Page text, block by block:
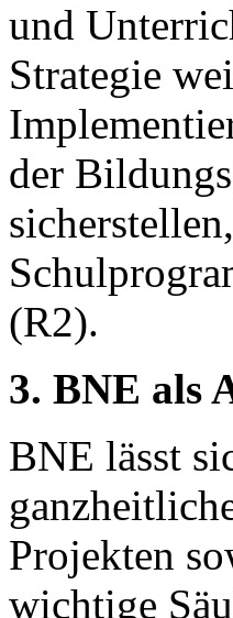
und
Strategie
der
(R2).
3. BNE als
BNE lässt
Projekten
wichtige